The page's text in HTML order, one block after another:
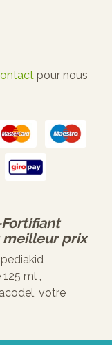
pour nous
meilleur prix
ml ,
votre